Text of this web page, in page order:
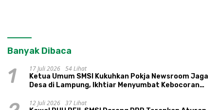
Banyak Dibaca
1 17 Juli 2026 54 Lihat
Ketua Umum SMSI Kukuhkan Pokja Newsroom Jaga
Desa di Lampung, Ikhtiar Menyumbat Kebocoran
12 Juli 2026 37 Lihat